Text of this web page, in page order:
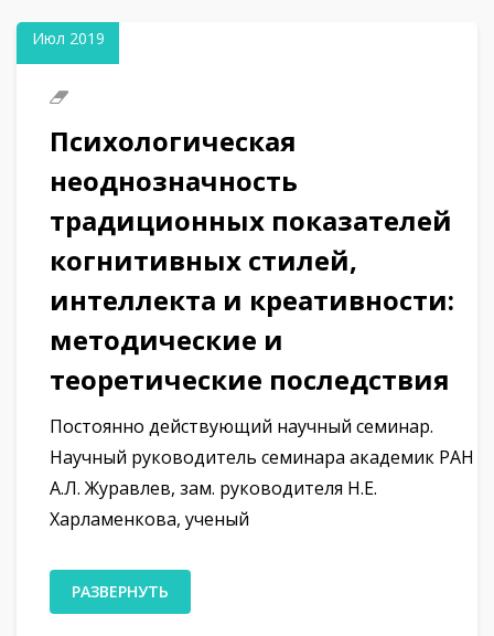
Июл 2019
Психологическая
неоднозначность
традиционных показателей
когнитивных стилей,
интеллекта и креативности:
методические и
теоретические последствия
Постоянно действующий научный семинар.
Научный руководитель семинара академик РАН
А.Л. Журавлев, зам. руководителя Н.Е.
Харламенкова, ученый
РАЗВЕРНУТЬ